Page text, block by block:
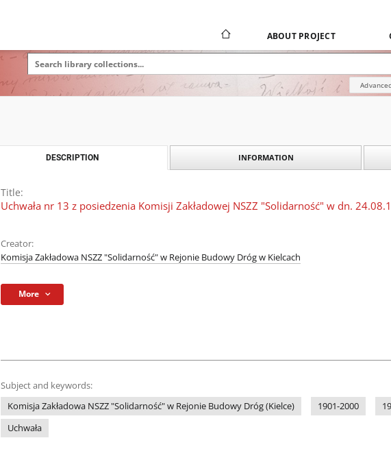
ABOUT PROJECT
DESCRIPTION INFORMATION
Title:
Uchwała nr 13 z posiedzenia Komisji Zakładowej NSZZ "Solidarność" w dn.
Creator:
Komisja Zakładowa NSZZ "Solidarność" w Rejonie Budowy Dróg w Kielcach
More
Subject and keywords:
Komisja Zakładowa NSZZ "Solidarność" w Rejonie Budowy Dróg (Kielce)
1901-2000
Uchwała